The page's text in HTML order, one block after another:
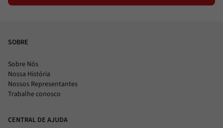
SOBRE
Sobre Nós
Nossa História
Nossos Representantes
Trabalhe conosco
CENTRAL DE AJUDA